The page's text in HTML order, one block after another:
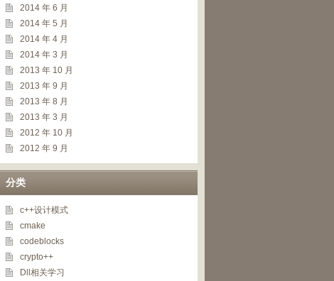
2014 年 6 月
2014 年 5 月
2014 年 4 月
2014 年 3 月
2013 年 10 月
2013 年 9 月
2013 年 8 月
2013 年 3 月
2012 年 10 月
2012 年 9 月
分类
c++设计模式
cmake
codeblocks
crypto++
Dll相关学习